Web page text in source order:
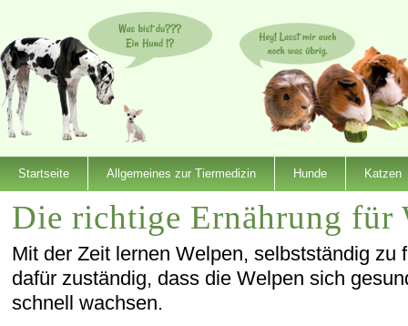
Startseite Allgemeines zur Tiermedizin Hunde Katzen
Die richtige Ernährung für
Mit der Zeit lernen Welpen, selbstständig zu
dafür zuständig, dass die Welpen sich
schnell wachsen.